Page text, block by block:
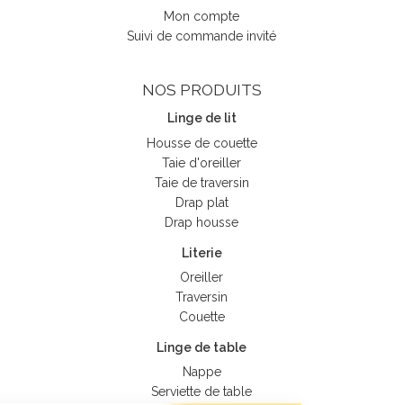
Mon compte
Suivi de commande invité
NOS PRODUITS
Linge de lit
Housse de couette
Taie d'oreiller
Taie de traversin
Drap plat
Drap housse
Literie
Oreiller
Traversin
Couette
Linge de table
Nappe
Serviette de table